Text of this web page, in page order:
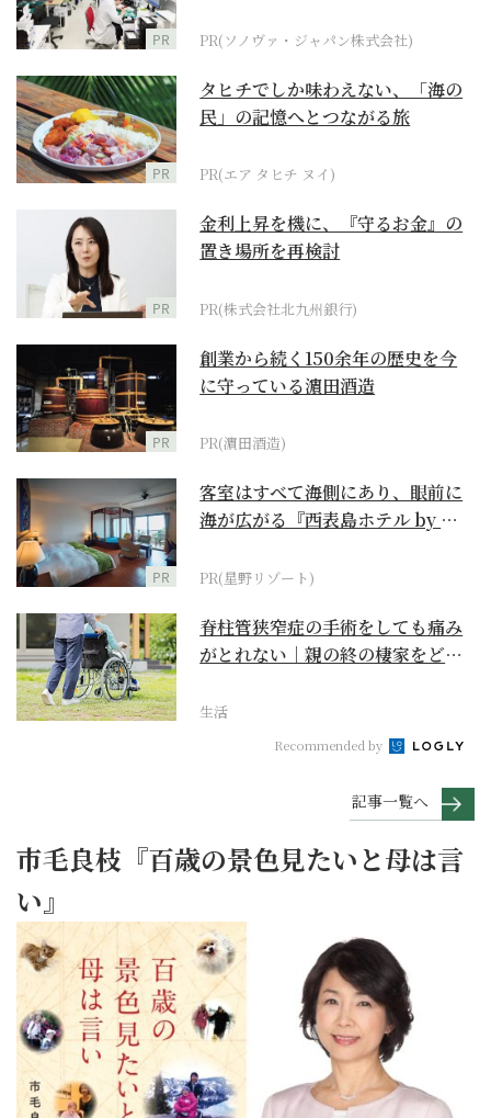
PR PR(ソノヴァ・ジャパン株式会社)
PR
タヒチでしか味わえない、「海の
民」の記憶へとつながる旅
PR(エア タヒチ ヌイ)
PR
金利上昇を機に、『守るお金』の
置き場所を再検討
PR(株式会社北九州銀行)
PR
創業から続く150余年の歴史を今
に守っている濵田酒造
PR(濵田酒造)
PR
客室はすべて海側にあり、眼前に
海が広がる『西表島ホテル by 星
PR(星野リゾート)
脊柱管狭窄症の手術をしても痛み
がとれない｜親の終の棲家をどう
生活
Recommended by
記事一覧へ
市毛良枝『百歳の景色見たいと母は言
い』